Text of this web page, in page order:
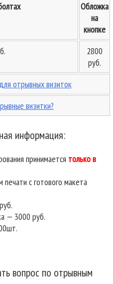
Обложка
на
кнопке
2800
руб.
отрывных визиток
визитки?
информация:
принимается только в
с готового макета
— 3000 руб.
вопрос по отрывным